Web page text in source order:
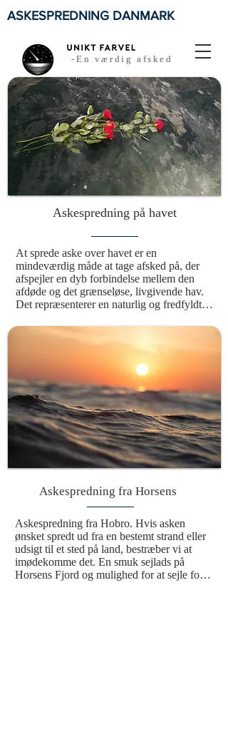
-En værdig afsked
ASKESPREDNING DANMARK
Askespredning på havet
At sprede aske over havet er en
mindeværdig måde at tage afsked på, der
afspejler en dyb forbindelse mellem den
afdøde og det grænseløse, livgivende hav.
Det repræsenterer en naturlig og fredfyldt
bringer den afdøde videre i en evig cyklus.
Denne smukke og værdige ceremoni giver
mulighed for at ære den afdøde på det sted,
hvor asken bliver spredt. Med vinden som
bærer og bølgerne som vugge bliver mindet
om den afdøde en del af havets evige
rytme, hvilket skaber en varig forbindelse til
naturen og universet. Det er en handling,
der ikke blot symboliserer afslutningen på
et liv, men også en fortsættelse i en større
sammenhæng, hvor havet omslutter
minderne og holder dem levende.
Askespredning fra Horsens
Askespredning fra Hobro. Hvis asken
ønsket spredt ud fra en bestemt strand eller
udsigt til et sted på land, bestræber vi at
imødekomme det. En smuk sejlads på
Horsens Fjord og mulighed for at sejle forbi